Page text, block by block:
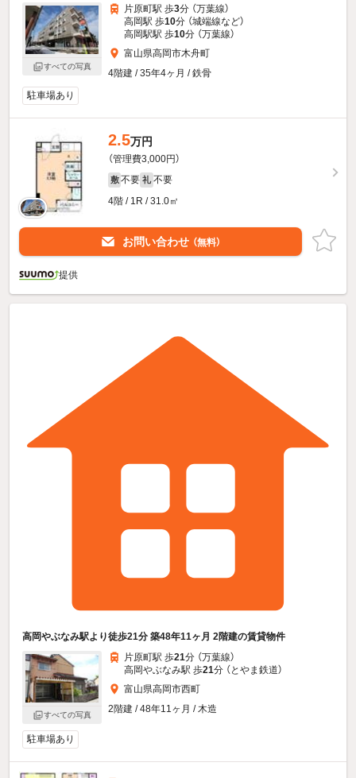
すべての写真
片原町駅 歩3分 （万葉線）
高岡駅 歩10分 （城端線など）
高岡駅駅 歩10分 （万葉線）
富山県高岡市木舟町
4階建 / 35年4ヶ月 / 鉄骨
駐車場あり
2.5万円
（管理費3,000円）
敷 不要 礼 不要
4階 / 1R / 31.0㎡
お問い合わせ （無料）
提供
高岡やぶなみ駅より徒歩21分 築48年11ヶ月 2階建の賃貸物件
すべての写真
片原町駅 歩21分 （万葉線）
高岡やぶなみ駅 歩21分 （とやま鉄道）
富山県高岡市西町
2階建 / 48年11ヶ月 / 木造
駐車場あり